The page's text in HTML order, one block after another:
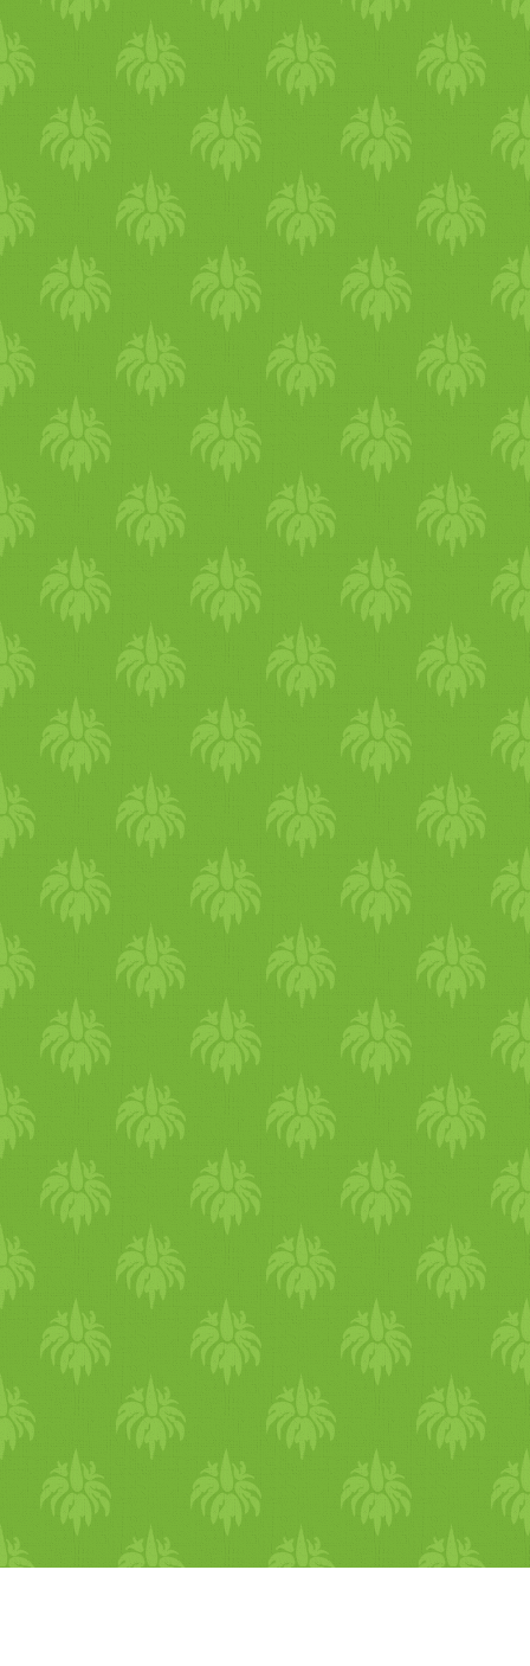
belső méreganyagokat.
Ezeket a méreganyagokat
ezután a bőr szabadítja fel,
kiütéseket és pattanásokat
okozva. Ha pitta alkatú vagy,
különösen figyelj, hogy ne
terheld túl a májadat és
a szervezeted. Ehhez jó ha
kerülöd a csípős ételeket, a
savanyú gyümölcsöket.
Kiváló ilyenkor a keserű
zöldek. Amíg a nap melegít,
hold fénye hűsít. Érdemes
esténként holdfényben
sétálgatni, ez hűti a testet,
nyugtatja a felhevült
idegrendszert. A Vata
alkatúak imádják ezt az
időszakot. Megérkezett a
meleg és számukra
a páratartalom. Mivel
ilyenkor élednek igazán
vigyázniuk kell arra, hogy
hajtsák túl magukat túl sok
tevékenységgel. Hirtelen